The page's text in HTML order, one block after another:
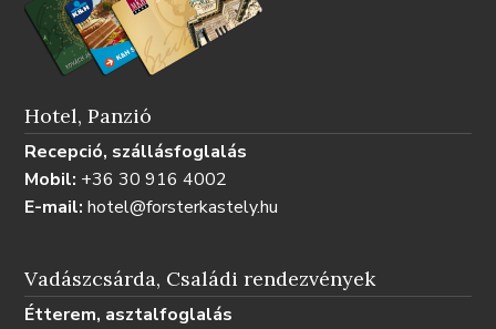
Hotel, Panzió
Recepció, szállásfoglalás
Mobil: +36 30 916 4002
E-mail: hotel@forsterkastely.hu
Vadászcsárda, Családi rendezvények
Étterem, asztalfoglalás